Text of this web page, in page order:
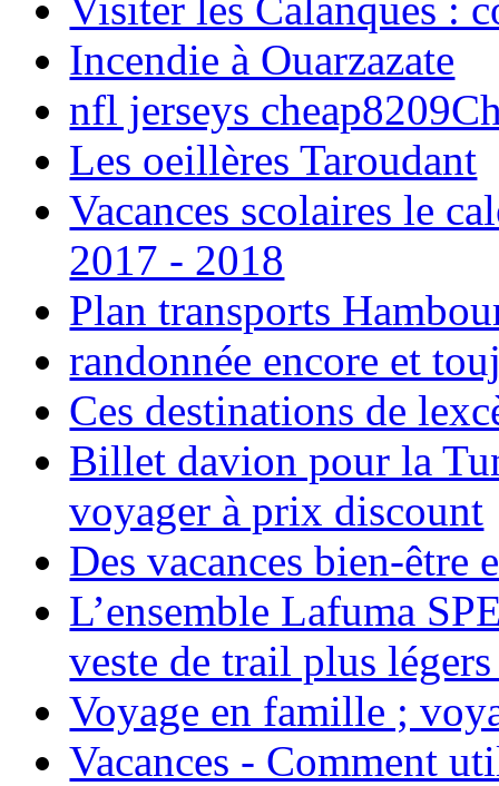
Incendie à Ouarzazate
nfl jerseys
Les oeillères Taroudant
Vacances scolaires le
2017 - 2018
Plan transports
randonnée encore et
Ces destinations de
Billet davion pour la
voyager à prix discount
Des vacances bien-être
L’ensemble Lafuma
veste de trail plus
Voyage en famille ;
Vacances - Comment